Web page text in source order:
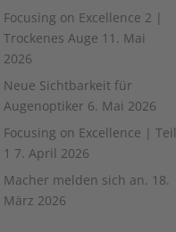
Focusing on Excellence 2 |
Trockenes Auge 11. Mai
2026
Neue Sichtbarkeit für
Augenoptiker 6. Mai 2026
Focusing on Excellence | Teil
1 7. April 2026
Macher melden sich an. 18.
März 2026